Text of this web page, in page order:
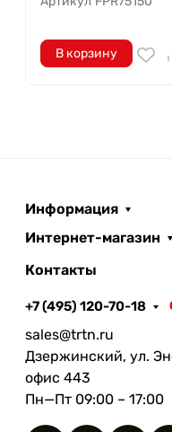
Ускоряет
гарантирует
Полы на лагах
Отклонение по
Длина рулона:
Площадь
Толщина пленки:
Отклонение по
Коэффициент
В корзину
Информация
Интернет-магазин
Контакты
+7 (495) 120-70-18
sales@trtn.ru
Дзержинский, ул.
офис 443
Пн—Пт 09:00 – 17:00